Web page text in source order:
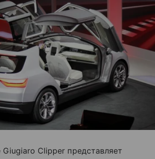
Clipper представляет